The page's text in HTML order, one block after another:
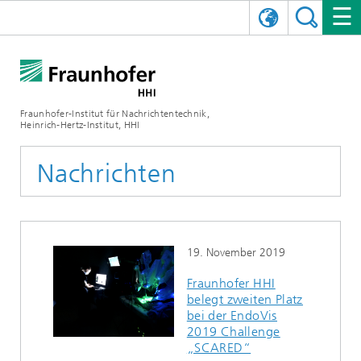
Fraunhofer-Institut für Nachrichtentechnik,
Heinrich-Hertz-Institut, HHI
Organisationsplan
Forschungsbereiche
AI & Video
Kommunikation & Netze
Qualitätsmanagement
Kuratorium
Mobilität
Kompression
Digitaler Zwilling
5G, Fiber and Beyond
Videokommunikation und Applikationen
Vision and Imaging Technologies
Künstliche Intelligenz
KOMMUNIKATION & NETZE
Drahtlose Kommunikation und Netze
Photonische Netze und Systeme
PHOTONISCHE KOMPONENTEN & SYSTEME
Hybride Integration und Sensorik
InP und HF
NACHRICHTEN
Archiv
2024
PRESSEMITTEILUNGEN
VERANSTALTUNGEN
SHOWROOMS
SCIENCE TECH SPACE
UNSERE STELLEN
WEITERE INFOS ZUM FRAUNHOFER HHI ALS ARBEITGEBER
KONTAKT
Nachrichten
19. November 2019
Fraunhofer HHI
belegt zweiten Platz
bei der EndoVis
2019 Challenge
„SCARED“